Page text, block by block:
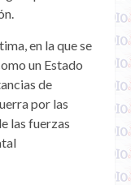
en la que se
un Estado
de
por las
las fuerzas